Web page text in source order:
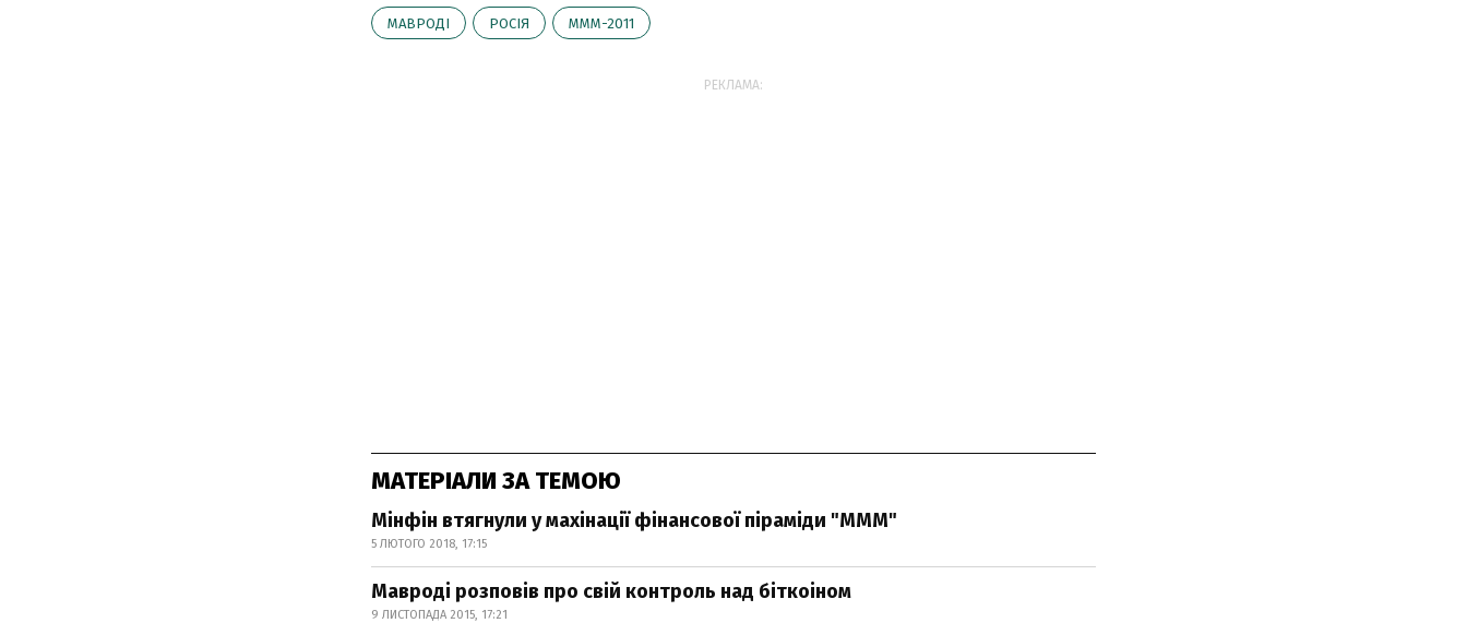
МАВРОДІ РОСІЯ МММ-2011
РЕКЛАМА:
МАТЕРІАЛИ ЗА ТЕМОЮ
Мінфін втягнули у махінації фінансової піраміди "МММ"
5 ЛЮТОГО 2018, 17:15
Мавроді розповів про свій контроль над біткоіном
9 ЛИСТОПАДА 2015, 17:21